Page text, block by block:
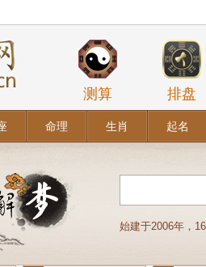
测算 排盘
命理 生肖 起名
始建于2006年，